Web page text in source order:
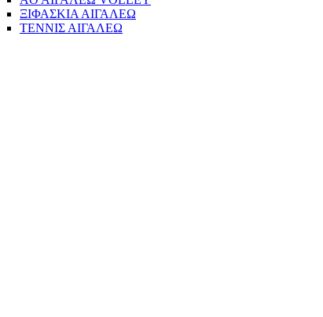
ΞΙΦΑΣΚΙΑ ΑΙΓΑΛΕΩ
ΤΕΝΝΙΣ ΑΙΓΑΛΕΩ